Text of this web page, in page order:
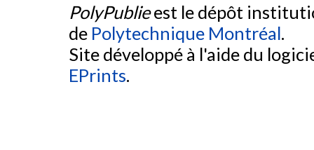
PolyPublieest le dépôt
de Polytechnique Montréal.
Site développé à l'aide du
EPrints.